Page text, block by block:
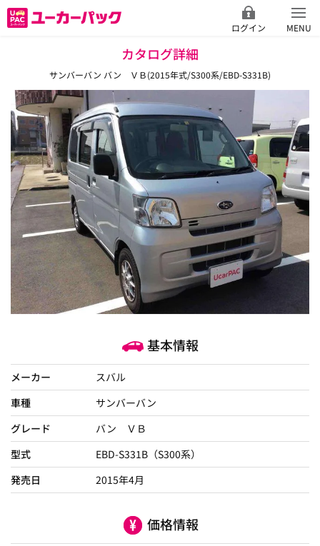
ログイン MENU
カタログ詳細
サンバーバン バン ＶＢ(2015年式/S300系/EBD-S331B)
基本情報
メーカー
スバル
車種
サンバーバン
グレード
バン ＶＢ
型式
EBD-S331B（S300系）
発売日
2015年4月
価格情報